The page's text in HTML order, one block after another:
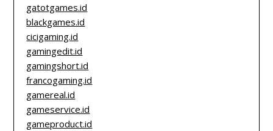
gatotgames.id
blackgames.id
cicigaming.id
gamingedit.id
gamingshort.id
francogaming.id
gamereal.id
gameservice.id
gameproduct.id